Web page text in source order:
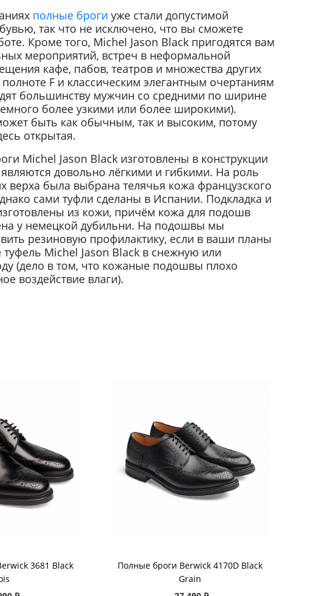
полные броги уже стали допустимой
так что не исключено, что вы сможете
Кроме того, Michel Jason Black пригодятся вам
мероприятий, встреч в неформальной
кафе, пабов, театров и множества других
F и классическим элегантным очертаниям
большинству мужчин со средними по ширине
более узкими или более широкими).
быть как обычным, так и высоким, потому
открытая.
Michel Jason Black изготовлены в конструкции
довольно лёгкими и гибкими. На роль
верха была выбрана телячья кожа французского
сами туфли сделаны в Испании. Подкладка и
из кожи, причём кожа для подошв
у немецкой дубильни. На подошвы мы
резиновую профилактику, если в ваши планы
Michel Jason Black в снежную или
(дело в том, что кожаные подошвы плохо
воздействие влаги).
3681 Black
Полные броги Berwick 4170D Black
Grain